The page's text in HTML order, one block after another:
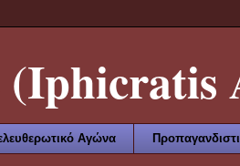
Αγώνα